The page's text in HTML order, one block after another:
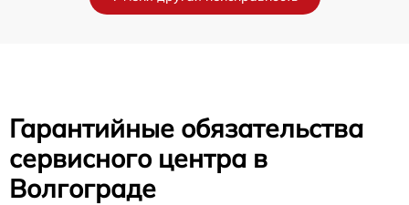
Гарантийные обязательства
сервисного центра в
Волгограде